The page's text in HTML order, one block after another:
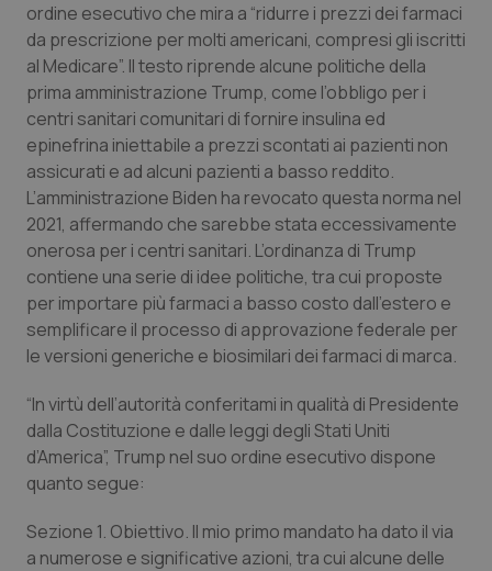
Lazio
Liguria
Lombardia
Marche
Molise
Piemonte
Provincia Autonoma di Bolzano
Provincia Autonoma di Trento
Puglia
Sardegna
Diabete & glucometri
Disturbi dell’umore
Dolore
Donna & Salute
Epatiti
HIV
Infezioni & Febbre
Ipertensione & Scompenso
Malattie rare
Malattia di Crohn & Rettocolite Ulcerosa
ordine esecutivo che mira a “ridurre i prezzi dei farmaci
da prescrizione per molti americani, compresi gli iscritti
al Medicare”. Il testo riprende alcune politiche della
prima amministrazione Trump, come l’obbligo per i
centri sanitari comunitari di fornire insulina ed
epinefrina iniettabile a prezzi scontati ai pazienti non
assicurati e ad alcuni pazienti a basso reddito.
L’amministrazione Biden ha revocato questa norma nel
2021, affermando che sarebbe stata eccessivamente
onerosa per i centri sanitari. L’ordinanza di Trump
contiene una serie di idee politiche, tra cui proposte
per importare più farmaci a basso costo dall’estero e
semplificare il processo di approvazione federale per
le versioni generiche e biosimilari dei farmaci di marca.
“In virtù dell’autorità conferitami in qualità di Presidente
dalla Costituzione e dalle leggi degli Stati Uniti
d’America”, Trump nel suo ordine esecutivo dispone
quanto segue:
Sezione 1. Obiettivo. Il mio primo mandato ha dato il via
a numerose e significative azioni, tra cui alcune delle